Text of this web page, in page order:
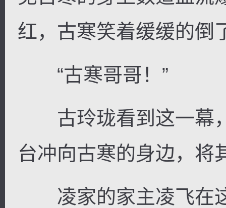
红，古寒笑着缓缓的倒
“古寒哥哥！”
古玲珑看到这一幕
台冲向古寒的身边，将
凌家的家主凌飞在